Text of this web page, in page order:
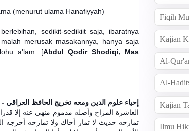
(menurut ulama Hanafiyyah)
sedikit-sedikiit saja, ibaratnya
merusak masakannya, hanya saja
a'lam. [Abdul Qodir Shodiqi, Mas
إحياء علوم الدين ومعه تخريج الحافظ العراقي - (4 /
العاشرة المزاح وأصله مذموم منهي عنه إلا
تمازحه حديث لا تمار أخاك ولا تمازحه أخرجه
Fiqih
Kajian
Al-
Al-
Kajian
Ilmu